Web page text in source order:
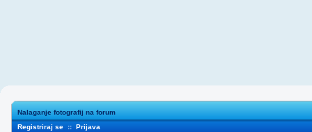
Nalaganje fotografij na forum
Registriraj se :: Prijava